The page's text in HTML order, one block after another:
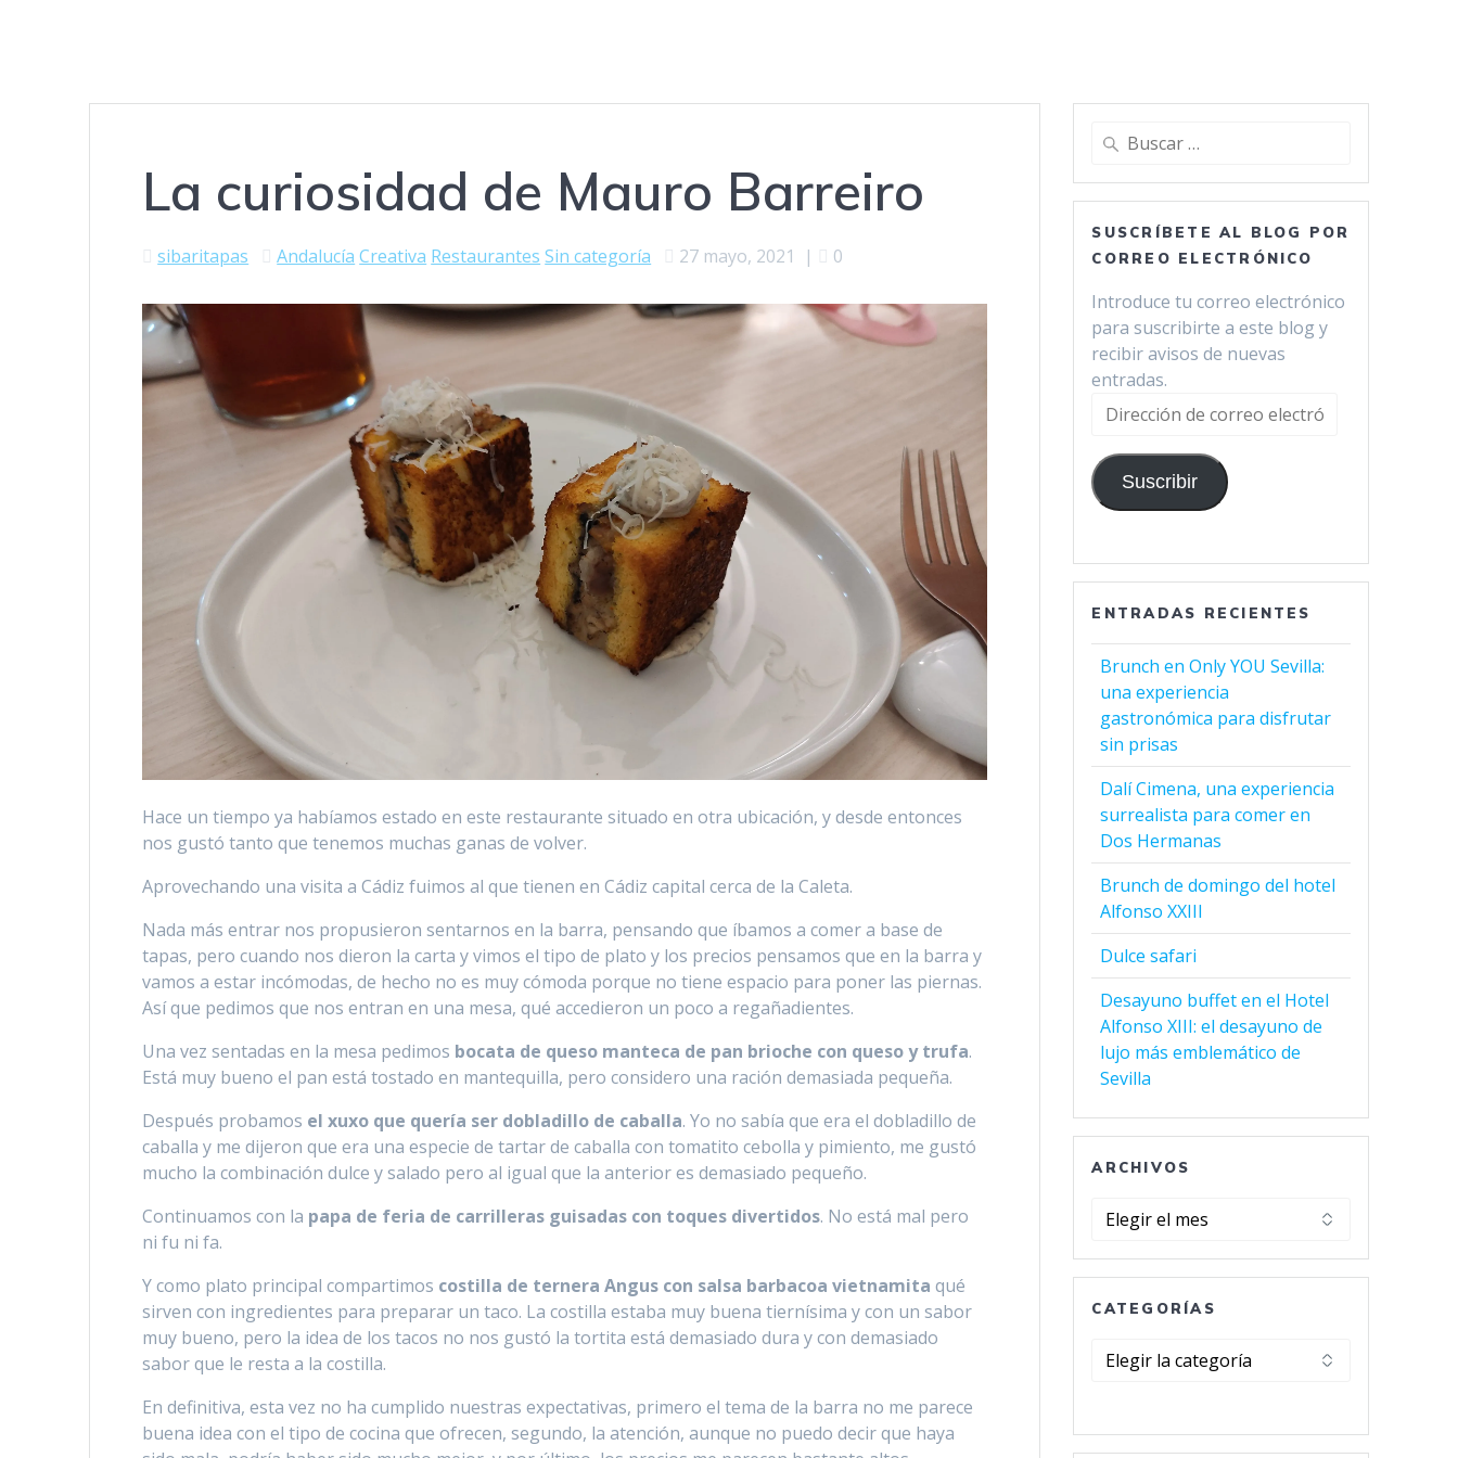
La curiosidad de Mauro Barreiro
sibaritapas Andalucía Creativa Restaurantes Sin categoría 27 mayo, 2021 | 0
Hace un tiempo ya habíamos estado en este restaurante situado en otra ubicación, y desde entonces
nos gustó tanto que tenemos muchas ganas de volver.
Aprovechando una visita a Cádiz fuimos al que tienen en Cádiz capital cerca de la Caleta.
Nada más entrar nos propusieron sentarnos en la barra, pensando que íbamos a comer a base de
tapas, pero cuando nos dieron la carta y vimos el tipo de plato y los precios pensamos que en la barra y
vamos a estar incómodas, de hecho no es muy cómoda porque no tiene espacio para poner las piernas.
Así que pedimos que nos entran en una mesa, qué accedieron un poco a regañadientes.
Una vez sentadas en la mesa pedimos bocata de queso manteca de pan brioche con queso y trufa.
Está muy bueno el pan está tostado en mantequilla, pero considero una ración demasiada pequeña.
Después probamos el xuxo que quería ser dobladillo de caballa. Yo no sabía que era el dobladillo de
caballa y me dijeron que era una especie de tartar de caballa con tomatito cebolla y pimiento, me gustó
mucho la combinación dulce y salado pero al igual que la anterior es demasiado pequeño.
Continuamos con la papa de feria de carrilleras guisadas con toques divertidos. No está mal pero
ni fu ni fa.
Y como plato principal compartimos costilla de ternera Angus con salsa barbacoa vietnamita qué
sirven con ingredientes para preparar un taco. La costilla estaba muy buena tiernísima y con un sabor
muy bueno, pero la idea de los tacos no nos gustó la tortita está demasiado dura y con demasiado
sabor que le resta a la costilla.
En definitiva, esta vez no ha cumplido nuestras expectativas, primero el tema de la barra no me parece
buena idea con el tipo de cocina que ofrecen, segundo, la atención, aunque no puedo decir que haya
Buscar:
SUSCRÍBETE AL BLOG POR
CORREO ELECTRÓNICO
Introduce tu correo electrónico
para suscribirte a este blog y
recibir avisos de nuevas
entradas.
Dirección
correo
electrónico
Suscribir
ENTRADAS RECIENTES
Brunch en Only YOU Sevilla:
una experiencia
gastronómica para disfrutar
sin prisas
Dalí Cimena, una experiencia
surrealista para comer en
Dos Hermanas
Brunch de domingo del hotel
Alfonso XXIII
Dulce safari
Desayuno buffet en el Hotel
Alfonso XIII: el desayuno de
lujo más emblemático de
Sevilla
ARCHIVOS
Archivos
CATEGORÍAS
Categorías